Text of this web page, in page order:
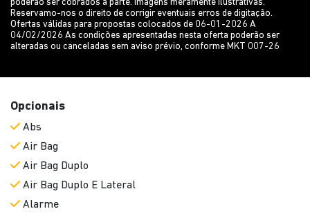
poderão ser cobrados à parte. Imagens meramente ilustrativas.
Reservamo-nos o direito de corrigir eventuais erros de digitação.
Ofertas válidas para propostas colocados de 06-01-2026 A
04/02/2026 As condições apresentadas nesta oferta poderão ser
alteradas ou canceladas sem aviso prévio, conforme MKT 007-26
Opcionais
Abs
Air Bag
Air Bag Duplo
Air Bag Duplo E Lateral
Alarme